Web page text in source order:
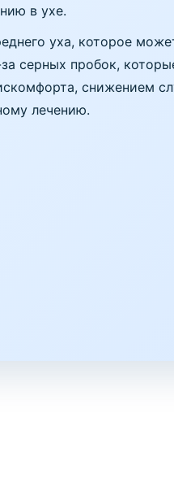
в ухе.
уха, которое
серных пробок,
снижением
лечению.